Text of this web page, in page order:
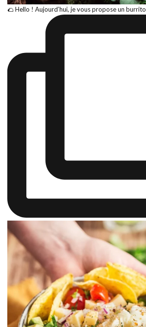
🌮 Hello ! Aujourd’hui, je vous propose un burrito